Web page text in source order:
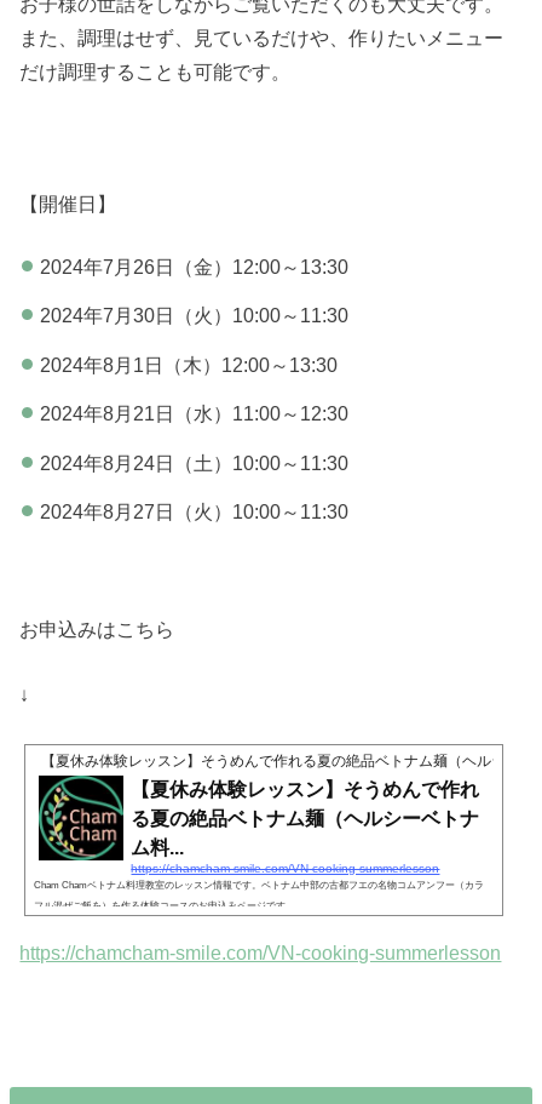
また、調理はせず、見ているだけや、作りたいメニュー
だけ調理することも可能です。
【開催日】
2024年7月26日（金）12:00～13:30
2024年7月30日（火）10:00～11:30
2024年8月1日（木）12:00～13:30
2024年8月21日（水）11:00～12:30
2024年8月24日（土）10:00～11:30
2024年8月27日（火）10:00～11:30
お申込みはこちら
↓
【夏休み体験レッスン】そうめんで作れる夏の絶品ベトナム麺（ヘルシー
【夏休み体験レッスン】そうめんで作れ
る夏の絶品ベトナム麺（ヘルシーベトナ
ム料...
https://chamcham-smile.com/VN-cooking-summerlesson
Cham Chamベトナム料理教室のレッスン情報です。ベトナム中部の古都フエの名物コムアンフー（カラ
フル混ぜご飯を）を作る体験コースのお申込みページです。
https://chamcham-smile.com/VN-cooking-summerlesson